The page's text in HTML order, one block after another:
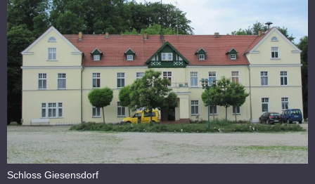
Schloss Giesensdorf